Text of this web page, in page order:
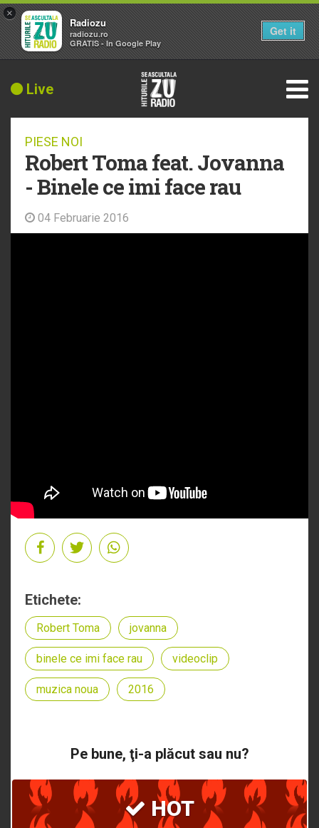
Live
PIESE NOI
Robert Toma feat. Jovanna
- Binele ce imi face rau
04 Februarie 2016
Etichete:
Robert Toma jovanna
binele ce imi face rau videoclip
muzica noua 2016
Pe bune, ţi-a plăcut sau nu?
HOT
×
Radiozu
radiozu.ro
GRATIS - In Google Play
Get it